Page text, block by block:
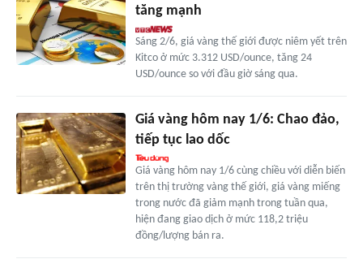
tăng mạnh
Sáng 2/6, giá vàng thế giới được niêm yết trên
Kitco ở mức 3.312 USD/ounce, tăng 24
USD/ounce so với đầu giờ sáng qua.
Giá vàng hôm nay 1/6: Chao đảo,
tiếp tục lao dốc
Giá vàng hôm nay 1/6 cùng chiều với diễn biến
trên thị trường vàng thế giới, giá vàng miếng
trong nước đã giảm mạnh trong tuần qua,
hiện đang giao dịch ở mức 118,2 triệu
đồng/lượng bán ra.